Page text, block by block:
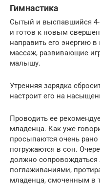
Гимнастика
Сытый и выспавшийся
и готов к новым
направить его энергию
массаж, развивающие
малышу.
Утренняя зарядка
настроит его на
Проводить ее
младенца. Как уже
просыпаются очень
погружаются в сон.
должно
поглаживаниями,
младенца, смоченным в